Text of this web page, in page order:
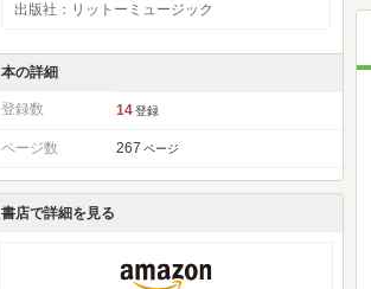
出版社：リットーミュージック
本の詳細
登録数 14 登録
ページ数 267 ページ
書店で詳細を見る